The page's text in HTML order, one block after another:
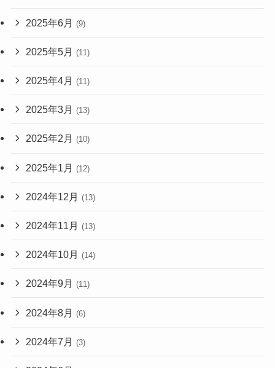
2025年6月 (9)
2025年5月 (11)
2025年4月 (11)
2025年3月 (13)
2025年2月 (10)
2025年1月 (12)
2024年12月 (13)
2024年11月 (13)
2024年10月 (14)
2024年9月 (11)
2024年8月 (6)
2024年7月 (3)